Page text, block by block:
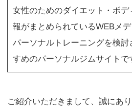
女性のためのダイエット・ボ
報がまとめられているWEBメデ
パーソナルトレーニングを検討
すめのパーソナルジムサイトで
ご紹介いただきまして、誠にあ